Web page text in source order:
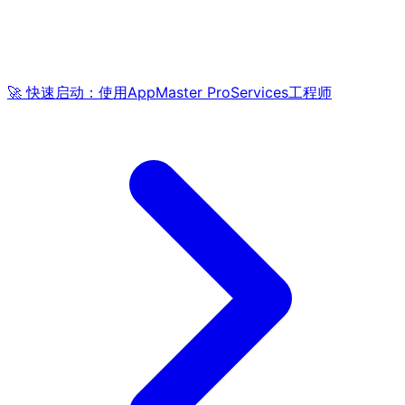
🚀 快速启动：使用AppMaster ProServices工程师